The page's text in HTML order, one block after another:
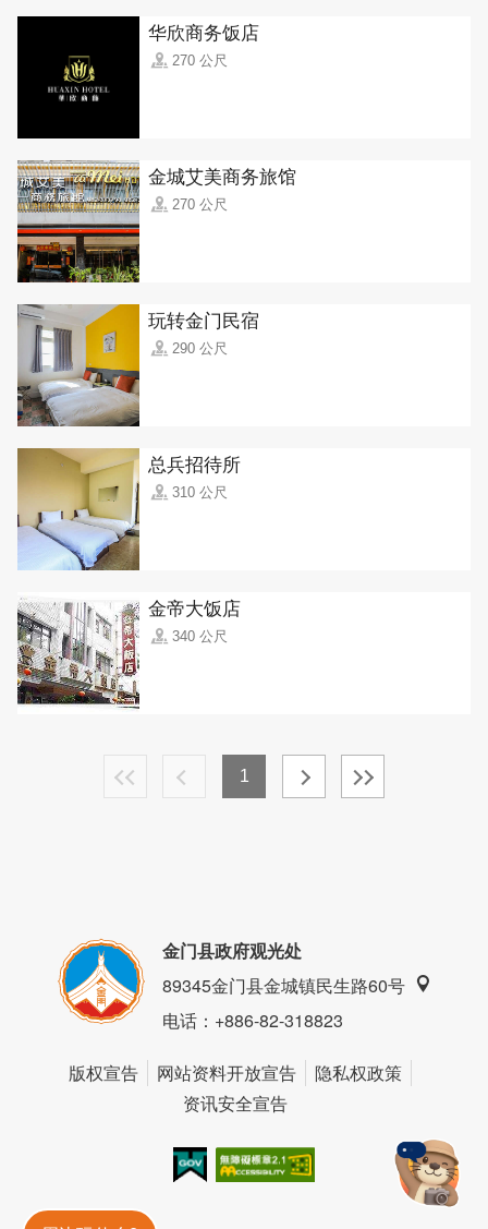
华欣商务饭店
270 公尺
金城艾美商务旅馆
270 公尺
玩转金门民宿
290 公尺
总兵招待所
310 公尺
金帝大饭店
340 公尺
1
金门县政府观光处
89345金门县金城镇民生路60号
电话：+886-82-318823
版权宣告 网站资料开放宣告
隐私权政策
资讯安全宣告